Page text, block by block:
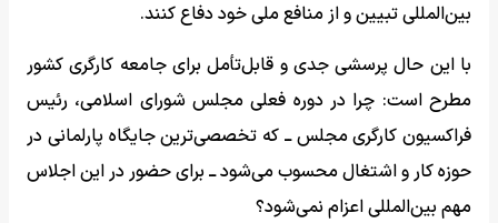
بین‌المللی تبیین و از منافع ملی خود دفاع کنند.
با این حال پرسشی جدی و قابل‌تأمل برای جامعه کارگری کشور
مطرح است: چرا در دوره فعلی مجلس شورای اسلامی، رئیس
فراکسیون کارگری مجلس ــ که تخصصی‌ترین جایگاه پارلمانی در
حوزه کار و اشتغال محسوب می‌شود ــ برای حضور در این اجلاس
مهم بین‌المللی اعزام نمی‌شود؟